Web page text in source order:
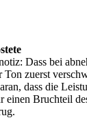
Dass bei
Ton zuerst
dass die
einen Bruchteil